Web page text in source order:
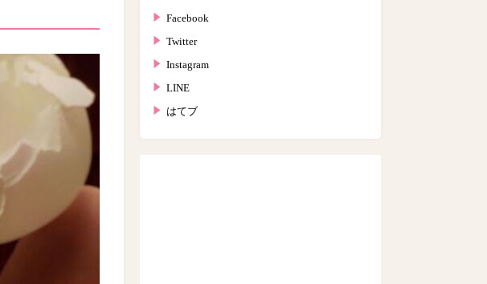
Facebook
Twitter
Instagram
LINE
はてブ